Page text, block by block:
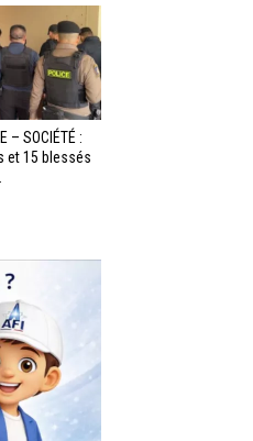
– SOCIÉTÉ :
et 15 blessés